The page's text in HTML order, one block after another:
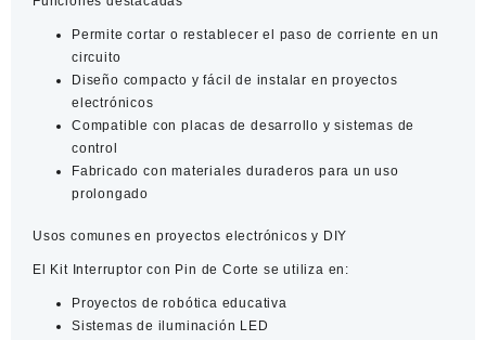
Permite cortar o restablecer el paso de corriente en un
circuito
Diseño compacto y fácil de instalar en proyectos
electrónicos
Compatible con placas de desarrollo y sistemas de
control
Fabricado con materiales duraderos para un uso
prolongado
Usos comunes en proyectos electrónicos y DIY
El Kit Interruptor con Pin de Corte se utiliza en:
Proyectos de robótica educativa
Sistemas de iluminación LED